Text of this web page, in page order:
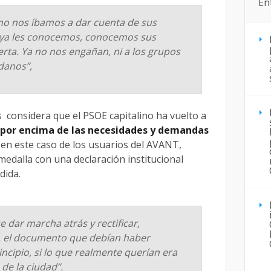
nos íbamos a dar cuenta de sus
les conocemos, conocemos sus
Ya no nos engañan, ni a los grupos
que el PSOE capitalino ha vuelto a
encima de las necesidades y demandas
este caso de los usuarios del AVANT,
con una declaración institucional
dar marcha atrás y rectificar,
documento que debían haber
si lo que realmente querían era
la ciudad”.